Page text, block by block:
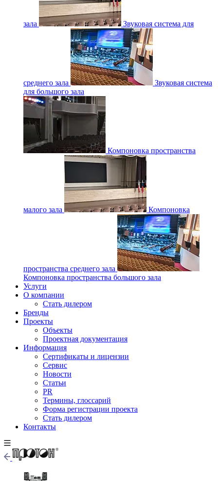
зала Звуковая система для
среднего зала
Звуковая система
для большого зала
Компоновка пространства
малого зала Компоновка
пространства среднего зала
Компоновка пространства большого зала
Услуги
О компании
Стать дилером
Бренды
Проекты
Объекты
Проектная документация
Информация
Сертификаты и лицензии
Сервис
Новости
Статьи
PR
Термины, глоссарий
Форма регистрации проекта
Стать дилером
Контакты